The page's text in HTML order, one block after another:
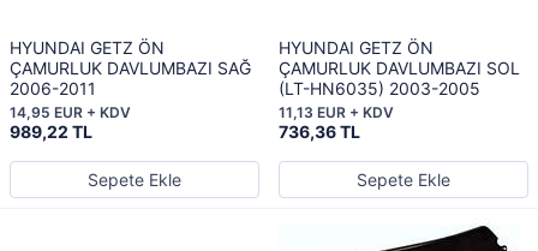
HYUNDAI GETZ ÖN
ÇAMURLUK DAVLUMBAZI SAĞ
2006-2011
989,22 TL
14,95 EUR + KDV
Sepete Ekle
HYUNDAI GETZ ÖN
ÇAMURLUK DAVLUMBAZI SOL
(LT-HN6035) 2003-2005
736,36 TL
11,13 EUR + KDV
Sepete Ekle